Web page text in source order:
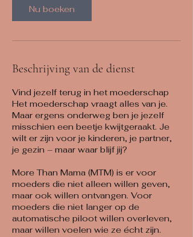
n
.
Nu boeken
Beschrijving van de dienst
Vind jezelf terug in het moederschap
Het moederschap vraagt alles van je.
Maar ergens onderweg ben je jezelf
misschien een beetje kwijtgeraakt. Je
wilt er zijn voor je kinderen, je partner,
je gezin – maar waar blijf jij?
More Than Mama (MTM) is er voor
moeders die niet alleen willen geven,
maar ook willen ontvangen. Voor
moeders die niet langer op de
automatische piloot willen overleven,
maar willen voelen wie ze écht zijn.